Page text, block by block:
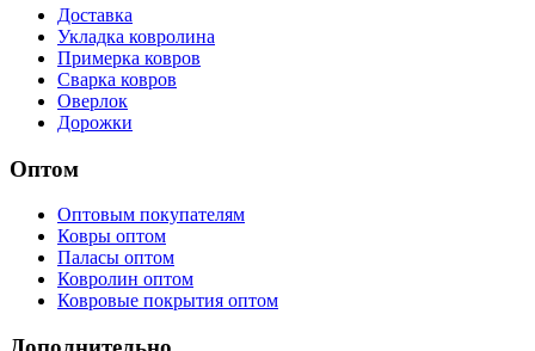
Доставка
Укладка ковролина
Примерка ковров
Сварка ковров
Оверлок
Дорожки
Оптом
Оптовым покупателям
Ковры оптом
Паласы оптом
Ковролин оптом
Ковровые покрытия оптом